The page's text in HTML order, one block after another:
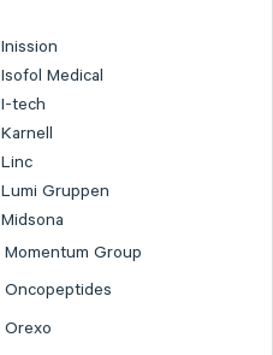
Inission
Isofol Medical
I-tech
Karnell
Linc
Lumi Gruppen
Midsona
Momentum Group
Oncopeptides
Orexo